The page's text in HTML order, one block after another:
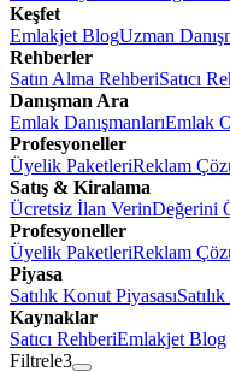
Keşfet
Emlakjet BlogUzman
Rehberler
Satın Alma RehberiSatıcı
Danışman Ara
Emlak DanışmanlarıEmlak
Profesyoneller
Üyelik PaketleriReklam
Satış & Kiralama
Ücretsiz İlan VerinDeğerini
Profesyoneller
Üyelik PaketleriReklam
Piyasa
Satılık Konut Piyasası
Kaynaklar
Satıcı RehberiEmlakjet Blog
Filtrele3